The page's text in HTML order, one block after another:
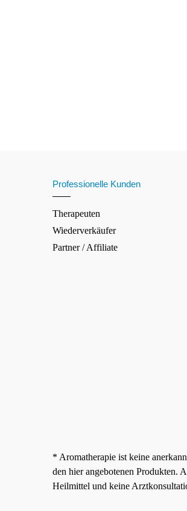
Professionelle Kunden
Therapeuten
Wiederverkäufer
Partner / Affiliate
* Aromatherapie ist keine
den hier angebotenen Produkten.
Heilmittel und keine